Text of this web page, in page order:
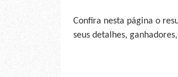
Confira nesta página o
seus detalhes,